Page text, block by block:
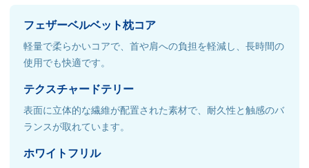
フェザーベルベット枕コア
軽量で柔らかいコアで、首や肩への負担を軽減し、長時間の
使用でも快適です。
テクスチャードテリー
表面に立体的な繊維が配置された素材で、耐久性と触感のバ
ランスが取れています。
ホワイトフリル